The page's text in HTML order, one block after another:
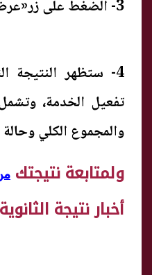
3- الضغط على زر«عرض النتيجة».
4- ستظهر النتيجة
تفعيل الخدمة،
والمجموع الكلي
ولمتابعة نتيجتك
أخبار نتيجة